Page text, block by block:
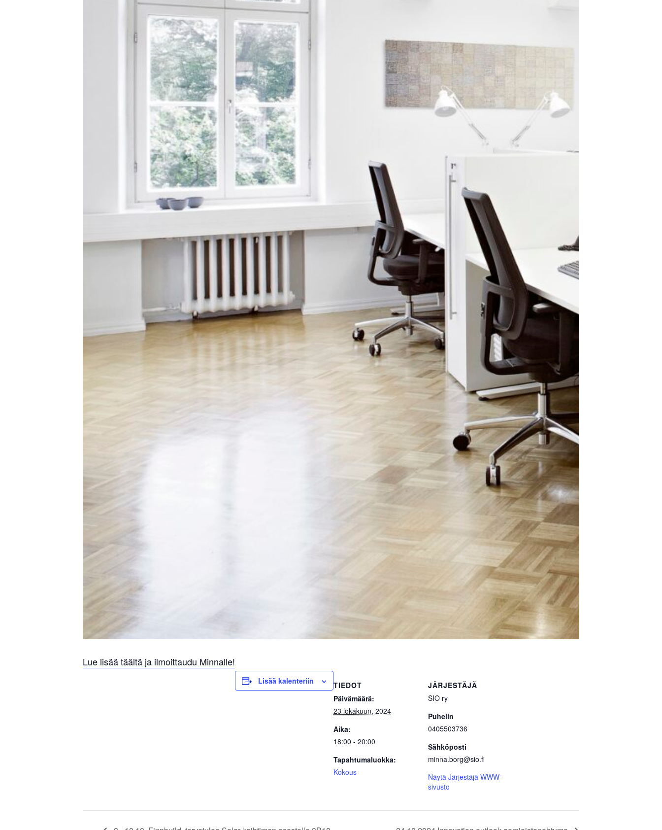
Lue lisää täältä ja ilmoittaudu Minnalle!
Lisää kalenteriin
TIEDOT
Päivämäärä:
23 lokakuun, 2024
Aika:
18:00 - 20:00
Tapahtumaluokka:
Kokous
JÄRJESTÄJÄ
SIO ry
Puhelin
0405503736
Sähköposti
minna.borg@sio.fi
Näytä Järjestäjä WWW-
sivusto